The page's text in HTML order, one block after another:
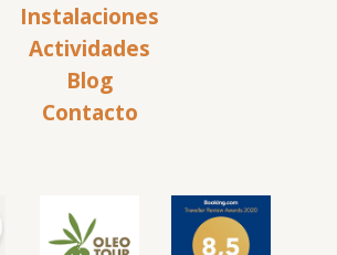
Instalaciones
Actividades
Blog
Contacto